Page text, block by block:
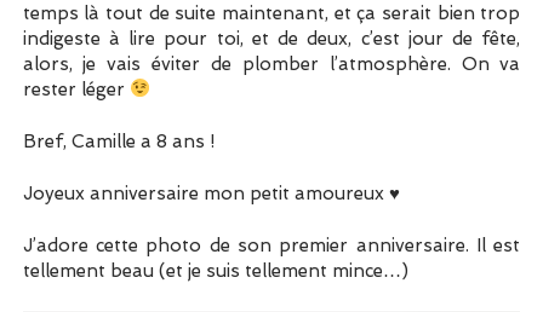
temps là tout de suite maintenant, et ça serait bien trop
indigeste à lire pour toi, et de deux, c’est jour de fête,
alors, je vais éviter de plomber l’atmosphère. On va
rester léger
Bref, Camille a 8 ans !
Joyeux anniversaire mon petit amoureux ♥
J’adore cette photo de son premier anniversaire. Il est
tellement beau (et je suis tellement mince…)